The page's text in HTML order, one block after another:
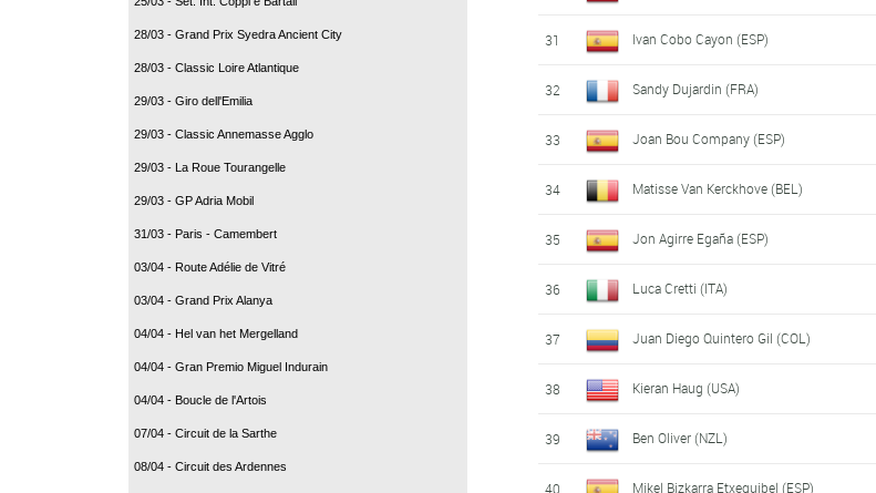
28/03 - Grand Prix Syedra Ancient City
28/03 - Classic Loire Atlantique
29/03 - Giro dell'Emilia
29/03 - Classic Annemasse Agglo
29/03 - La Roue Tourangelle
29/03 - GP Adria Mobil
31/03 - Paris - Camembert
03/04 - Route Adélie de Vitré
03/04 - Grand Prix Alanya
04/04 - Hel van het Mergelland
04/04 - Gran Premio Miguel Indurain
04/04 - Boucle de l'Artois
07/04 - Circuit de la Sarthe
08/04 - Circuit des Ardennes
31 Ivan Cobo Cayon (ESP)
32 Sandy Dujardin (FRA)
33 Joan Bou Company (ESP)
34 Matisse Van Kerckhove (BEL)
35 Jon Agirre Egaña (ESP)
36 Luca Cretti (ITA)
37 Juan Diego Quintero Gil (COL)
38 Kieran Haug (USA)
39 Ben Oliver (NZL)
40 Mikel Bizkarra Etxeguibel (ESP)